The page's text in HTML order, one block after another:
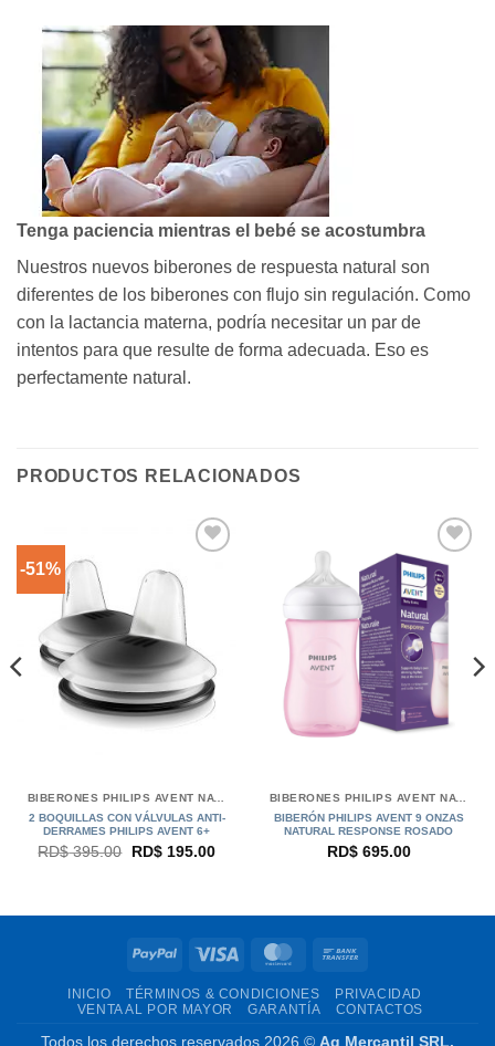
Tenga paciencia mientras el bebé se acostumbra
Nuestros nuevos biberones de respuesta natural son
diferentes de los biberones con flujo sin regulación. Como
con la lactancia materna, podría necesitar un par de
intentos para que resulte de forma adecuada. Eso es
perfectamente natural.
PRODUCTOS RELACIONADOS
-51%
BIBERONES PHILIPS AVENT NATURAL
2 BOQUILLAS CON VÁLVULAS ANTI-
DERRAMES PHILIPS AVENT 6+
RD$395.00
El
RD$195.00El
BIBERONES PHILIPS AVENT NATURAL
BIBERÓN PHILIPS AVENT 9 ONZAS
NATURAL RESPONSE ROSADO
RD$695.00
PayPal Visa MasterCard
INICIO TÉRMINOS & CONDICIONES
PRIVACIDAD
VENTA AL POR MAYOR
GARANTÍA CONTACTOS
Todos los derechos reservados 2026 © Ag Mercantil SRL.